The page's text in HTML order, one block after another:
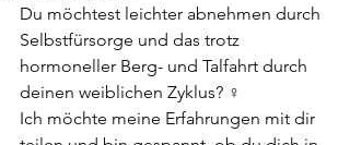
Du möchtest leichter abnehmen durch
Selbstfürsorge und das trotz
hormoneller Berg- und Talfahrt durch
deinen weiblichen Zyklus? ♀️
Ich möchte meine Erfahrungen mit dir